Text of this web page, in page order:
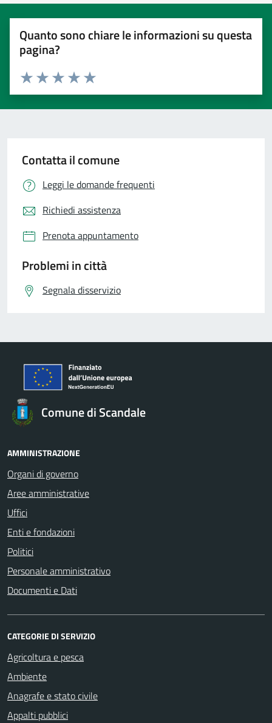
Quanto sono chiare le informazioni su questa
pagina?
Valuta 5 stelle su 5
Valuta 4 stelle su 5
Valuta 3 stelle su 5
Valuta 2 stelle su 5
Valuta 1 stelle su 5
Contatta il comune
Leggi le domande frequenti
Richiedi assistenza
Prenota appuntamento
Problemi in città
Segnala disservizio
Comune di Scandale
AMMINISTRAZIONE
Organi di governo
Aree amministrative
Uffici
Enti e fondazioni
Politici
Personale amministrativo
Documenti e Dati
CATEGORIE DI SERVIZIO
Agricoltura e pesca
Ambiente
Anagrafe e stato civile
Appalti pubblici